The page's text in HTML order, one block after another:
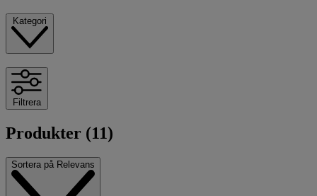
Filtrera
Produkter (11)
Sortera på Relevans